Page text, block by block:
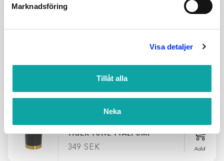
Marknadsföring
Visa detaljer
Tillåt alla
Neka
Add
TVÅLPUMP
SEK
TIGER TUNE TVÅLPUMP
349 SEK Add